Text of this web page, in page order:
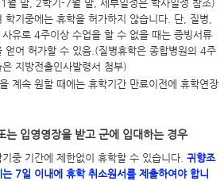
월 말, 2학기-7월 말, 세부일정은 학사일정 참조)
기중에는 휴학을 허가하지 않습니다. 단, 질병,
유로 4주이상 수업을 할 수 없을 때는 증빙서류
얻어 허가할 수 있음.(질병휴학은 종합병원의 4주
지방전출인사발령서 첨부)
계속 원할 때에는 휴학기간 만료이전에 휴학연장
는 입영영장을 받고 군에 입대하는 경우
중 기간에 제한없이 휴학할 수 있습니다. 귀향조
7일 이내에 휴학 취소원서를 제출하여야 합니